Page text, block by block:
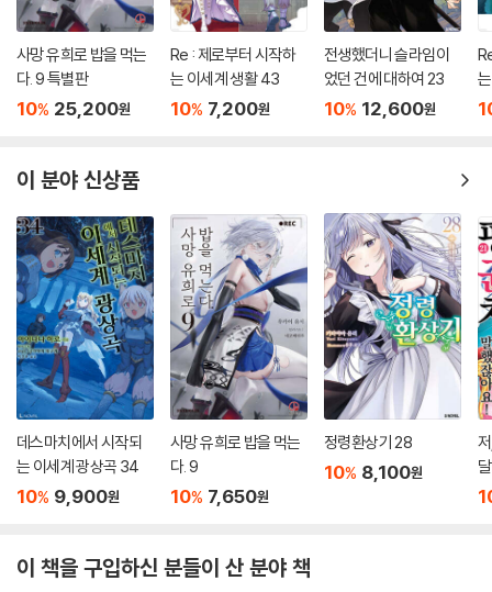
사망 유희로 밥을 먹는
다. 9 특별판
10% 25,200원
Re : 제로부터 시작하
는 이세계 생활 43
10% 7,200원
전생했더니 슬라임이
었던 건에 대하여 23
10% 12,600원
이 분야 신상품
데스마치에서 시작되
는 이세계 광상곡 34
10% 9,900원
사망 유희로 밥을 먹는
다. 9
10% 7,650원
정령환상기 28
10% 8,100원
이 책을 구입하신 분들이 산 분야 책